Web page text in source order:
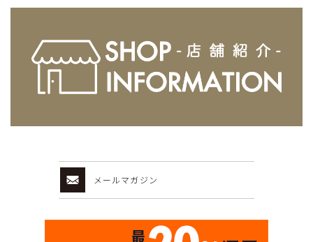
メールマガジン